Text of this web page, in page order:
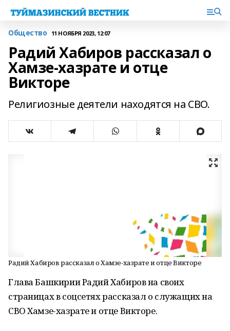
Общество 11 НОЯБРЯ 2023, 12:07
Радий Хабиров рассказал о
Хамзе-хазрате и отце
Викторе
Религиозные деятели находятся на СВО.
Радий Хабиров рассказал о Хамзе-хазрате и отце Викторе
Глава Башкирии Радий Хабиров на своих
страницах в соцсетях рассказал о служащих на
СВО Хамзе-хазрате и отце Викторе.